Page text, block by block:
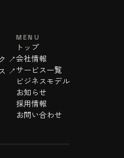
↗
↗
MENU
トップ
会社情報
サービス一覧
ビジネスモデル
お知らせ
採用情報
お問い合わせ